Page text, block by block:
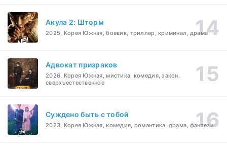
Акула 2: Шторм
2025, Корея Южная, боевик, триллер, криминал, драма
Адвокат призраков
2026, Корея Южная, мистика, комедия, закон,
сверхъестественное
Суждено быть с тобой
2023, Корея Южная, комедия, романтика, драма, фэнтези